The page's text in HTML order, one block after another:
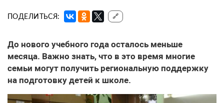
ПОДЕЛИТЬСЯ: 🔗
До нового учебного года осталось меньше
месяца. Важно знать, что в это время многие
семьи могут получить региональную поддержку
на подготовку детей к школе.